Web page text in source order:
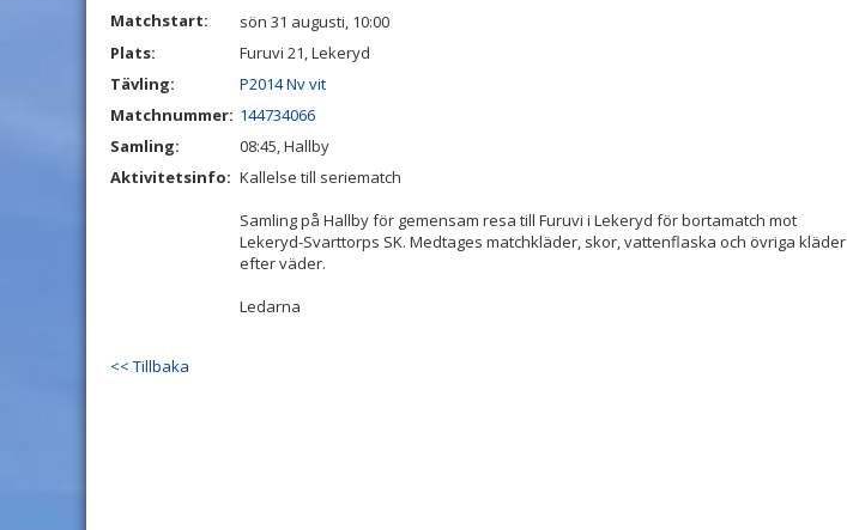
Matchstart:
sön 31 augusti, 10:00
Plats:
Furuvi 21, Lekeryd
Tävling:
P2014 Nv vit
Matchnummer: 144734066
Samling:
08:45, Hallby
Aktivitetsinfo: Kallelse till seriematch
Samling på Hallby för gemensam resa till Furuvi i Lekeryd för bortamatch mot
Lekeryd-Svarttorps SK. Medtages matchkläder, skor, vattenflaska och övriga kläder
efter väder.
Ledarna
<< Tillbaka